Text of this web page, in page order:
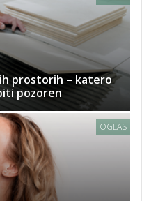
prostorih – katero
pozoren
OGLAS